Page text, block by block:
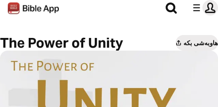
The Power of Unity هاوبەشی بکە